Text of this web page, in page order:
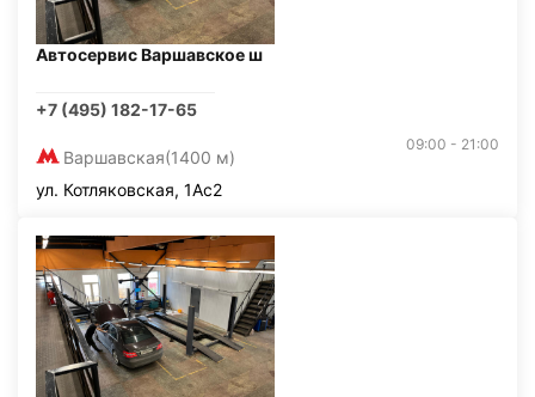
Автосервис Варшавское ш
+7 (495) 182-17-65
Варшавская(1400 м)
09:00 - 21:00
ул. Котляковская, 1Ас2